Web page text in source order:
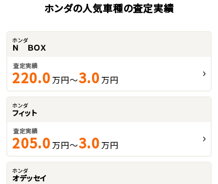
ホンダの人気車種の査定実績
ホンダ
Ｎ ＢＯＸ
査定実績
220.0 万円～3.0 万円
ホンダ
フィット
査定実績
205.0 万円～3.0 万円
ホンダ
オデッセイ